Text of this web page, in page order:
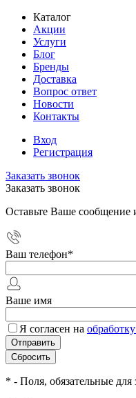
Каталог
Акции
Услуги
Блог
Бренды
Доставка
Вопрос ответ
Новости
Контакты
Вход
Регистрация
Заказать звонок
Заказать звонок
Оставьте Ваше сообщение
Ваш телефон*
Ваше имя
Я согласен на
* - Поля, обязательные для